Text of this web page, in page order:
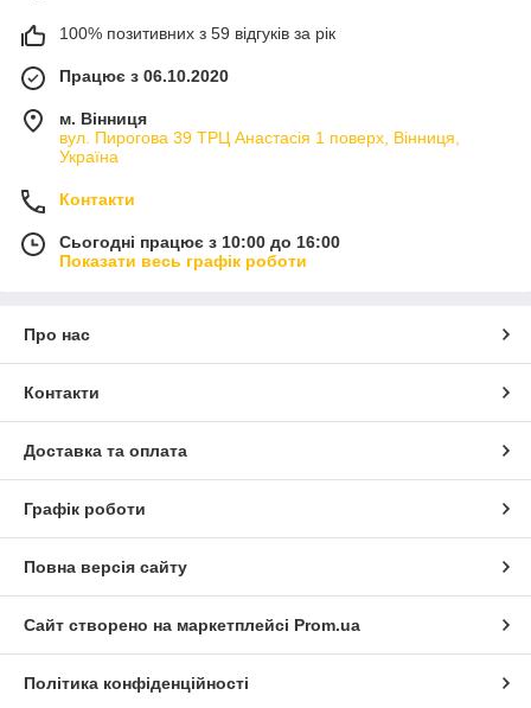
100% позитивних з 59 відгуків за рік
Працює з 06.10.2020
м. Вінниця
вул. Пирогова 39 ТРЦ Анастасія 1 поверх, Вінниця,
Україна
Контакти
Сьогодні працює з 10:00 до 16:00
Показати весь графік роботи
Про нас
Контакти
Доставка та оплата
Графік роботи
Повна версія сайту
Сайт створено на маркетплейсі Prom.ua
Політика конфіденційності